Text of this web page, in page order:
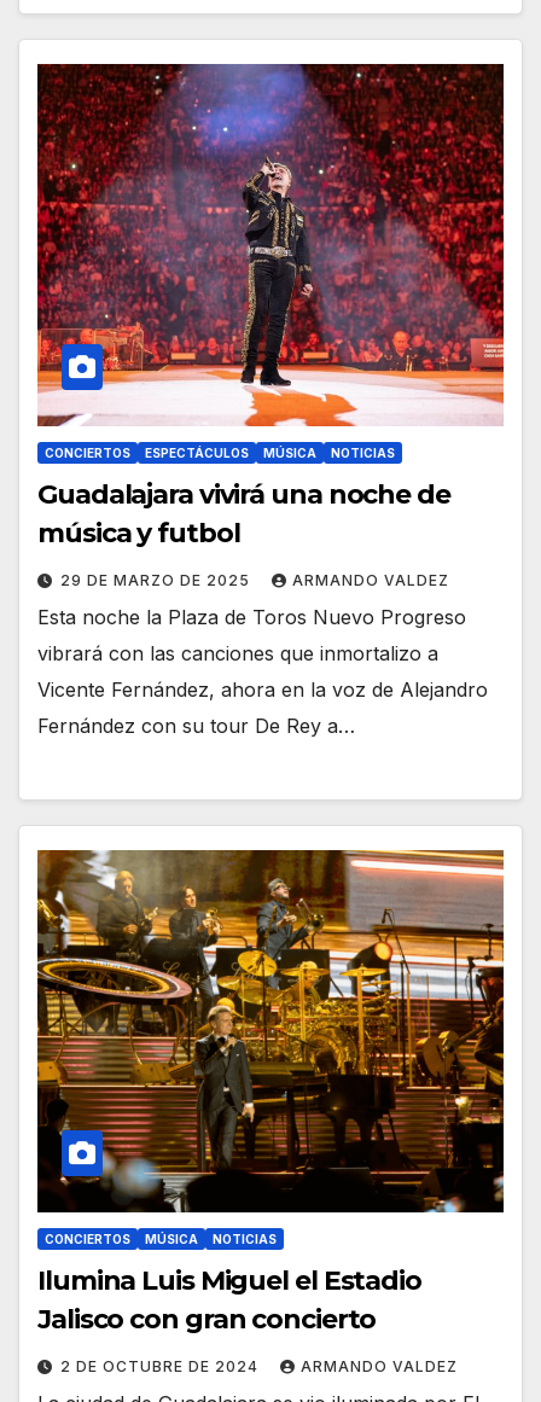
CONCIERTOS ESPECTÁCULOS MÚSICA NOTICIAS
Guadalajara vivirá una noche de
música y futbol
29 DE MARZO DE 2025 ARMANDO VALDEZ
Esta noche la Plaza de Toros Nuevo Progreso
vibrará con las canciones que inmortalizo a
Vicente Fernández, ahora en la voz de Alejandro
Fernández con su tour De Rey a…
CONCIERTOS MÚSICA NOTICIAS
Ilumina Luis Miguel el Estadio
Jalisco con gran concierto
2 DE OCTUBRE DE 2024 ARMANDO VALDEZ